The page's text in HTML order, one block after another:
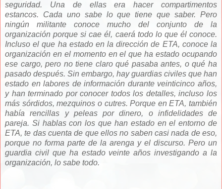
seguridad. Una de ellas era hacer compartimentos
estancos. Cada uno sabe lo que tiene que saber. Pero
ningún militante conoce mucho del conjunto de la
organización porque si cae él, caerá todo lo que él conoce.
Incluso el que ha estado en la dirección de ETA, conoce la
organización en el momento en el que ha estado ocupando
ese cargo, pero no tiene claro qué pasaba antes, o qué ha
pasado después. Sin embargo, hay guardias civiles que han
estado en labores de información durante veinticinco años,
y han terminado por conocer todos los detalles, incluso los
más sórdidos, mezquinos o cutres. Porque en ETA, también
había rencillas y peleas por dinero, o infidelidades de
pareja. Si hablas con los que han estado en el entorno de
ETA, te das cuenta de que ellos no saben casi nada de eso,
porque no forma parte de la arenga y el discurso. Pero un
guardia civil que ha estado veinte años investigando a la
organización, lo sabe todo.